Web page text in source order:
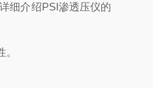
细介绍PSI渗透压仪的